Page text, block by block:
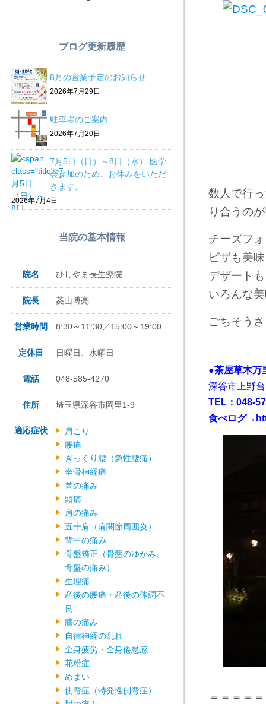
数人で行
り合うの
チーズフ
ピザも美
デザート
いろんな
ごちそう
●茶屋草木
深谷市上野
TEL：048-
食べログ→
＝＝＝＝
ブログ更新履歴
8月の営業予定のお知らせ
2026年7月29日
駐車場のご案内
2026年7月20日
7月5日（日）～8日（水） 医学
会参加のため、お休みをいただ
きます。
2026年7月4日
当院の基本情報
院名 ひしやま長生療院
院長 菱山博亮
営業時間 8:30～11:30／15:00～19:00
定休日 日曜日、水曜日
電話 048-585-4270
住所 埼玉県深谷市岡里1-9
適応症状
肩こり
腰痛
ぎっくり腰（急性腰痛）
坐骨神経痛
首の痛み
頭痛
肩の痛み
五十肩（肩関節周囲炎）
背中の痛み
骨盤矯正（骨盤のゆがみ、
骨盤の痛み）
生理痛
産後の腰痛・産後の体調不
良
膝の痛み
自律神経の乱れ
全身疲労・全身倦怠感
花粉症
めまい
側弯症（特発性側弯症）